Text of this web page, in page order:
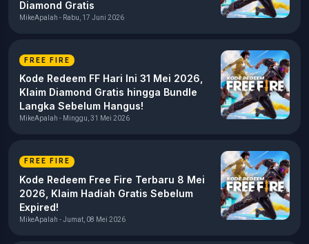
Diamond Gratis
MikeApalah - Rabu, 17 Juni 2026
FREE FIRE
Kode Redeem FF Hari Ini 31 Mei 2026,
Klaim Diamond Gratis hingga Bundle
Langka Sebelum Hangus!
MikeApalah - Minggu, 31 Mei 2026
FREE FIRE
Kode Redeem Free Fire Terbaru 8 Mei
2026, Klaim Hadiah Gratis Sebelum
Expired!
MikeApalah - Jumat, 08 Mei 2026